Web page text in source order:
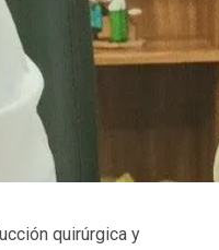
quirúrgica y